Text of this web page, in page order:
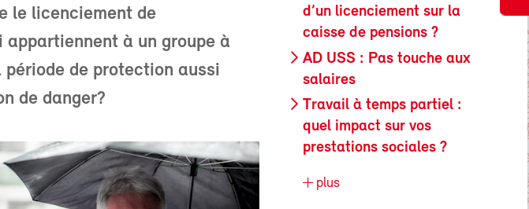
le licenciement de
à un groupe à
de protection aussi
de danger?
d’un licenciement sur la
caisse de pensions ?
AD USS : Pas touche aux
salaires
Travail à temps partiel :
quel impact sur vos
prestations sociales ?
plus